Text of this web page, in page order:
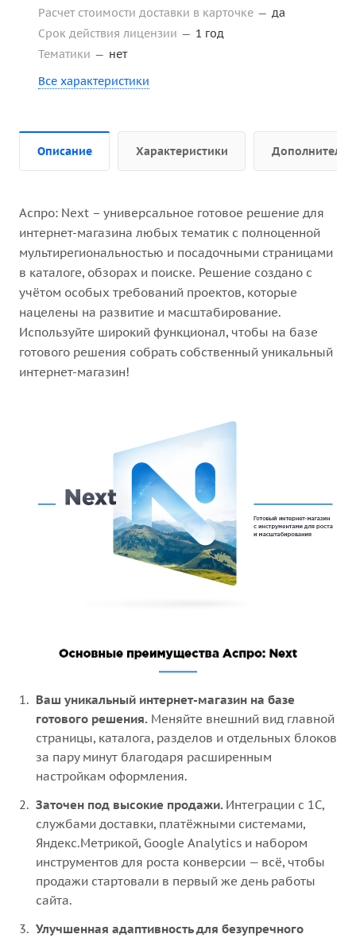
Расчет стоимости доставки в карточке — да
Срок действия лицензии — 1 год
Тематики — нет
Все характеристики
Описание Характеристики
Аспро: Next – универсальное готовое решение для
интернет-магазина любых тематик с полноценной
мультирегиональностью и посадочными страницами
в каталоге, обзорах и поиске. Решение создано с
учётом особых требований проектов, которые
нацелены на развитие и масштабирование.
Используйте широкий функционал, чтобы на базе
готового решения собрать собственный уникальный
интернет-магазин!
Ваш уникальный интернет-магазин на базе
готового решения. Меняйте внешний вид главной
страницы, каталога, разделов и отдельных блоков
за пару минут благодаря расширенным
настройкам оформления.
Заточен под высокие продажи. Интеграции с 1С,
службами доставки, платёжными системами,
Яндекс.Метрикой, Google Analytics и набором
инструментов для роста конверсии — всё, чтобы
продажи стартовали в первый же день работы
сайта.
Улучшенная адаптивность для безупречного